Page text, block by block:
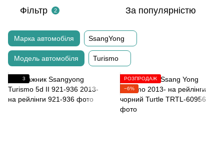
Фільтр 2 За популярністю
Марка автомобіля SsangYong
Модель автомобіля Turismo
3
РОЗПРОДАЖ
−6%